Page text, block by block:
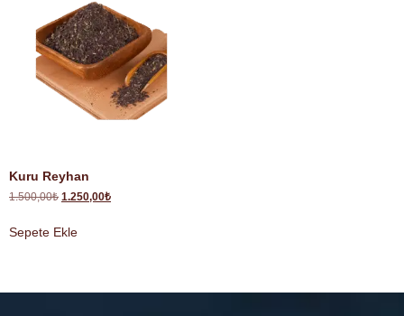
Kuru Reyhan
1.500,00₺ 1.250,00₺
Sepete Ekle